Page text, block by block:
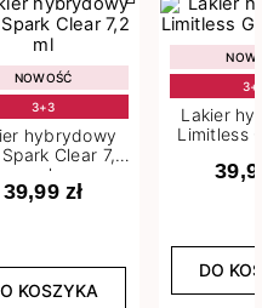
NOWOŚĆ
3+3
hybrydowy
Clear 7,2
ml
39,99 zł
KOSZYKA
Lakier
Limitless
DO